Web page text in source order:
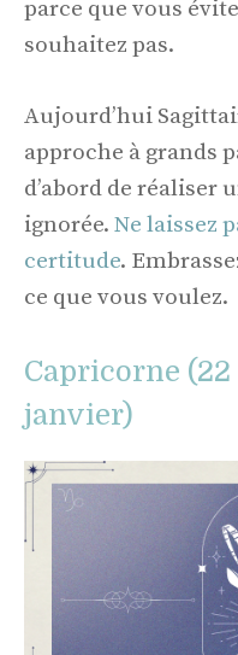
parce que vous
souhaitez pas.
Aujourd’hui
approche à grands
d’abord de réaliser
ignorée. Ne laissez
certitude.
ce que vous voulez.
Capricorne (22
janvier)